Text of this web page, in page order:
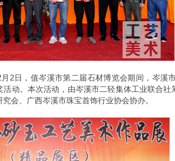
2日，值岑溪市第二届石材博览会期间，岑溪
活动。本次活动，由岑溪市二轻集体工业联合社
会、广西岑溪市珠宝首饰行业协会协办。